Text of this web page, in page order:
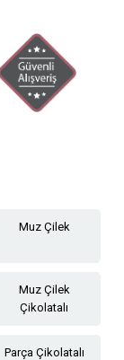
Muz Çilek
Muz Çilek
Çikolatalı
Parça Çikolatalı